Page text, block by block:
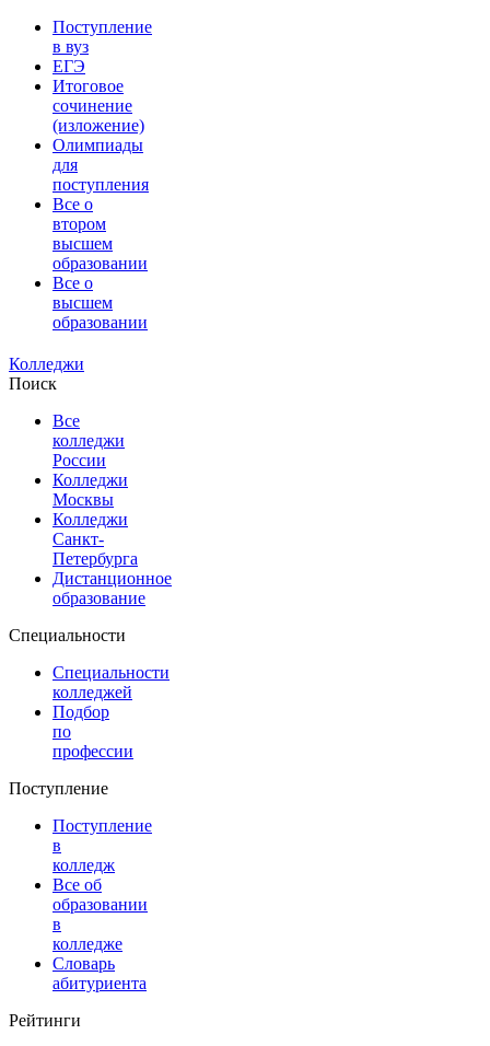
Поступление
в вуз
ЕГЭ
Итоговое
сочинение
(изложение)
Олимпиады
для
поступления
Все о
втором
высшем
образовании
Все о
высшем
образовании
Колледжи
Поиск
Все
колледжи
России
Колледжи
Москвы
Колледжи
Санкт-
Петербурга
Дистанционное
образование
Специальности
Специальности
колледжей
Подбор
по
профессии
Поступление
Поступление
в
колледж
Все об
образовании
в
колледже
Словарь
абитуриента
Рейтинги